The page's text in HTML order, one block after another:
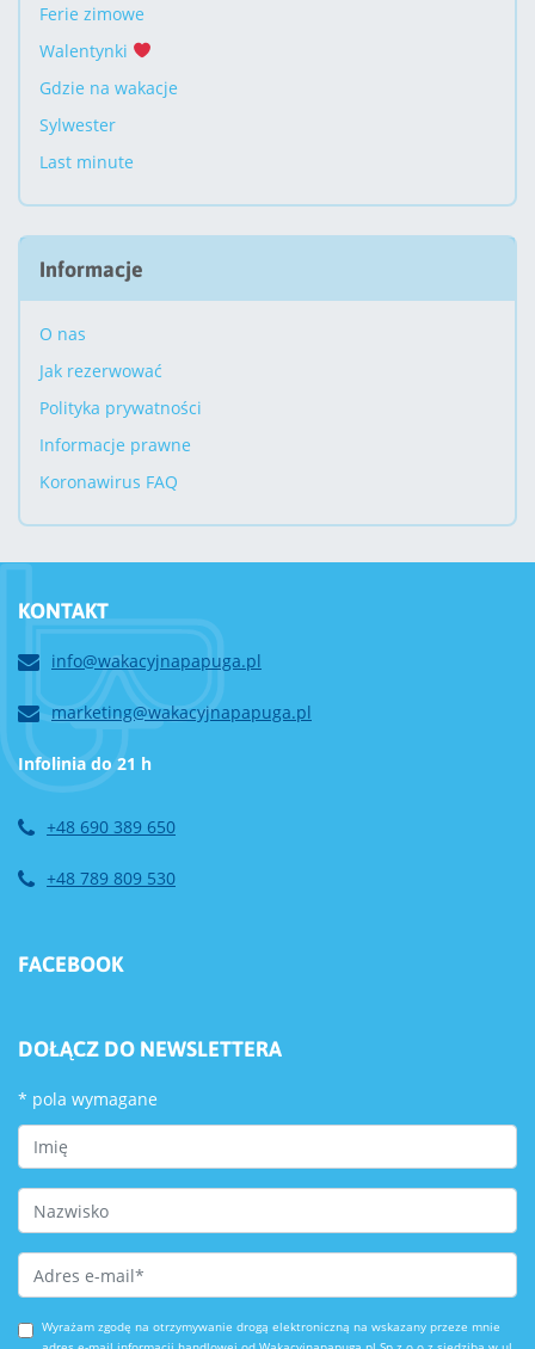
Ferie zimowe
Walentynki
Gdzie na wakacje
Sylwester
Last minute
Informacje
O nas
Jak rezerwować
Polityka prywatności
Informacje prawne
Koronawirus FAQ
KONTAKT
info@wakacyjnapapuga.pl
marketing@wakacyjnapapuga.pl
Infolinia do 21 h
+48 690 389 650
+48 789 809 530
FACEBOOK
DOŁĄCZ DO NEWSLETTERA
* pola wymagane
First Name
Last Name
Email Address *
Wyrażam zgodę na otrzymywanie drogą elektroniczną na wskazany przeze mnie